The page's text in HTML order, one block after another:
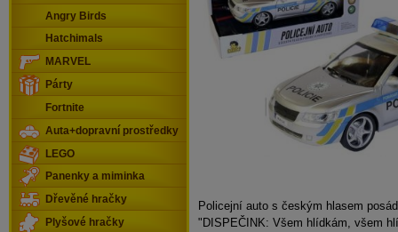
Policejní auto s českým hlasem
"DISPEČINK: Všem hlídkám, všem
Angry Birds
Hatchimals
MARVEL
Párty
Fortnite
Auta+dopravní prostředky
LEGO
Panenky a miminka
Dřevěné hračky
Plyšové hračky